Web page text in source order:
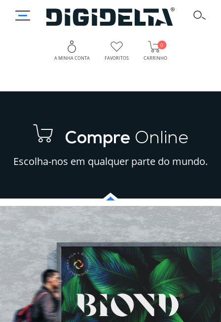
A MINHA CONTA FAVORITOS CARRINHO
0
Compre Online
Escolha-nos em qualquer parte do mundo.